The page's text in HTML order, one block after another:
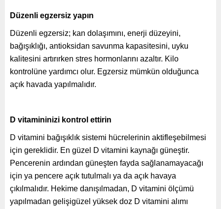
Düzenli egzersiz yapın
Düzenli egzersiz; kan dolaşımını, enerji düzeyini,
bağışıklığı, antioksidan savunma kapasitesini, uyku
kalitesini artırırken stres hormonlarını azaltır. Kilo
kontrolüne yardımcı olur. Egzersiz mümkün olduğunca
açık havada yapılmalıdır.
D vitamininizi kontrol ettirin
D vitamini bağışıklık sistemi hücrelerinin aktifleşebilmesi
için gereklidir. En güzel D vitamini kaynağı güneştir.
Pencerenin ardından güneşten fayda sağlanamayacağı
için ya pencere açık tutulmalı ya da açık havaya
çıkılmalıdır. Hekime danışılmadan, D vitamini ölçümü
yapılmadan gelişigüzel yüksek doz D vitamini alımı